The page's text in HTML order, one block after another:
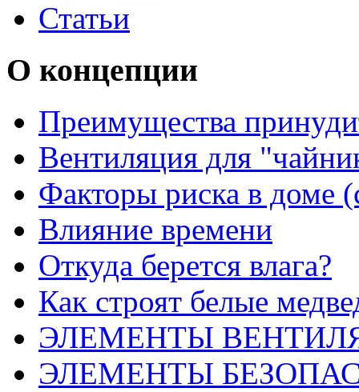
Статьи
О концепции
Преимущества
Вентиляция для
Факторы риска в доме
Влияние времени
Откуда берется влага?
Как строят белые
ЭЛЕМЕНТЫ
ЭЛЕМЕНТЫ